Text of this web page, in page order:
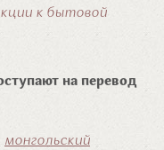
к бытовой
на перевод
монгольский